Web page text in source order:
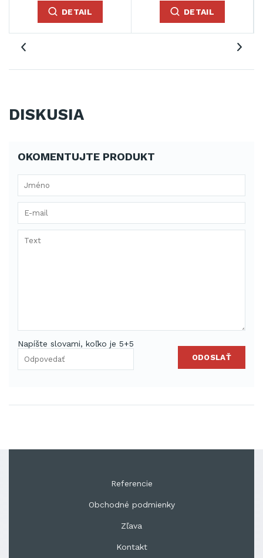
DETAIL DETAIL
DISKUSIA
OKOMENTUJTE PRODUKT
Napíšte slovami, koľko je 5+5
ODOSLAŤ
Referencie
Obchodné podmienky
Zľava
Kontakt